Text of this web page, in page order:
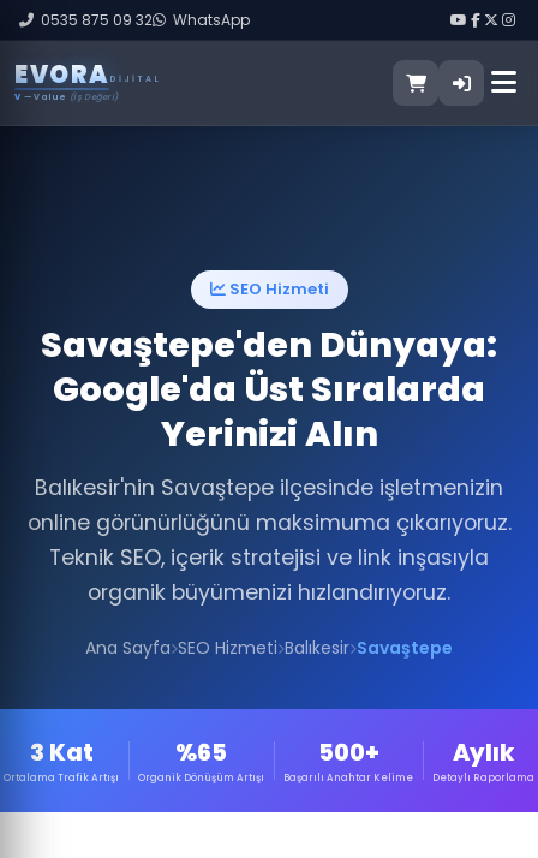
0535 875 09 32 WhatsApp
EVORA DIJITAL
V — Value (İş Değeri)
SEO Hizmeti
Savaştepe'den Dünyaya:
Google'da Üst Sıralarda
Yerinizi Alın
Balıkesir'nin Savaştepe ilçesinde işletmenizin
online görünürlüğünü maksimuma çıkarıyoruz.
Teknik SEO, içerik stratejisi ve link inşasıyla
organik büyümenizi hızlandırıyoruz.
Ana Sayfa SEO Hizmeti Balıkesir Savaştepe
3 Kat
Ortalama Trafik Artışı
%65
Organik Dönüşüm Artışı
500+
Başarılı Anahtar Kelime
Aylık
Detaylı Raporlama